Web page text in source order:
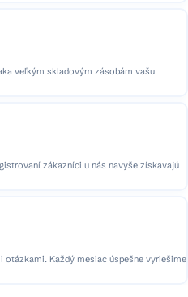
veľkým skladovým zásobám vašu
zákazníci u nás navyše získavajú
Každý mesiac úspešne vyriešime